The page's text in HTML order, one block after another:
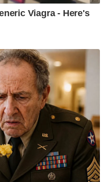
memberi manfaat
KADA pun